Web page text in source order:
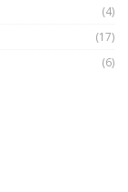
(4)
(17)
(6)